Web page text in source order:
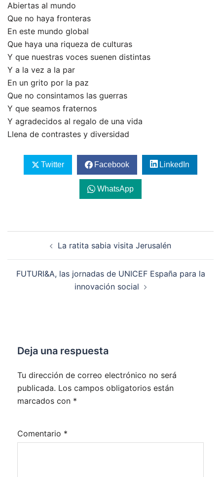
Abiertas al mundo
Que no haya fronteras
En este mundo global
Que haya una riqueza de culturas
Y que nuestras voces suenen distintas
Y a la vez a la par
En un grito por la paz
Que no consintamos las guerras
Y que seamos fraternos
Y agradecidos al regalo de una vida
Llena de contrastes y diversidad
Twitter Facebook LinkedIn
WhatsApp
La ratita sabia visita Jerusalén
FUTURI&A, las jornadas de UNICEF España para la
innovación social
Deja una respuesta
Tu dirección de correo electrónico no será
publicada. Los campos obligatorios están
marcados con *
Comentario *